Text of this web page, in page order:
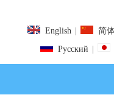
English 简
Pусский |